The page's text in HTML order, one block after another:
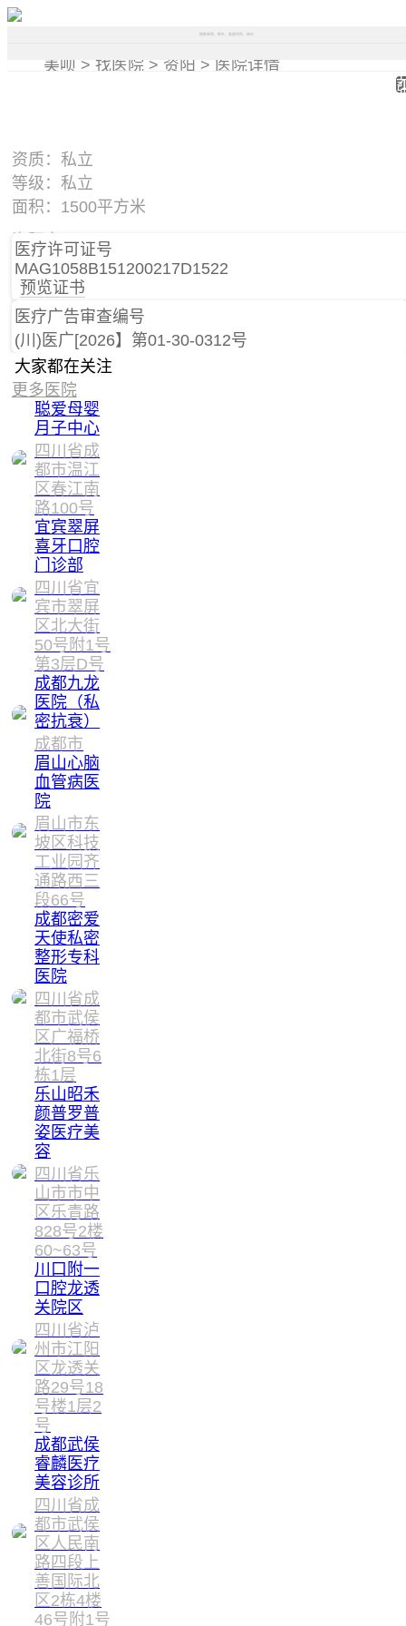
搜索医院、医生、美容项目、部位
美呗 > 找医院 > 资阳 > 医院详情
资质：私立
等级：私立
面积：1500平方米
资阳市雁江区建设北路二段金洋花园-B区
医疗许可证号
MAG1058B151200217D1522
预览证书
医疗广告审查编号
(川)医广[2026】第01-30-0312号
大家都在关注
更多医院
聪爱母婴
月子中心
四川省成
都市温江
区春江南
路100号
宜宾翠屏
喜牙口腔
门诊部
四川省宜
宾市翠屏
区北大街
50号附1号
第3层D号
成都九龙
医院（私
密抗衰）
成都市
眉山心脑
血管病医
院
眉山市东
坡区科技
工业园齐
通路西三
段66号
成都密爱
天使私密
整形专科
医院
四川省成
都市武侯
区广福桥
北街8号6
栋1层
乐山昭禾
颜普罗普
姿医疗美
容
四川省乐
山市市中
区乐青路
828号2楼
60~63号
川口附一
口腔龙透
关院区
四川省泸
州市江阳
区龙透关
路29号18
号楼1层2
号
成都武侯
睿麟医疗
美容诊所
四川省成
都市武侯
区人民南
路四段上
善国际北
区2栋4楼
46号附1号